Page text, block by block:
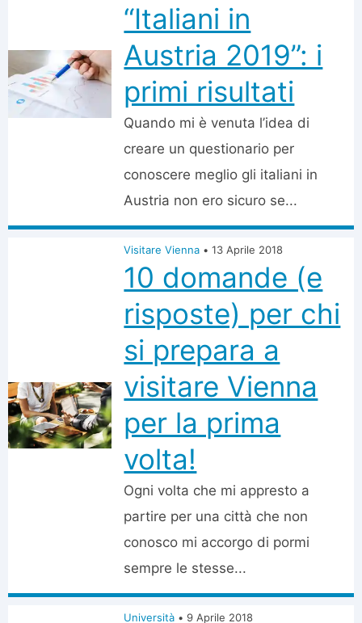
“Italiani in
Austria 2019”: i
primi risultati
Quando mi è venuta l’idea di
creare un questionario per
conoscere meglio gli italiani in
Austria non ero sicuro se...
Visitare Vienna • 13 Aprile 2018
10 domande (e
risposte) per chi
si prepara a
visitare Vienna
per la prima
volta!
Ogni volta che mi appresto a
partire per una città che non
conosco mi accorgo di pormi
sempre le stesse...
Università • 9 Aprile 2018